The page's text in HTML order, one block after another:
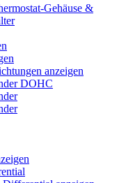
Gehäuse &
anzeigen
DOHC